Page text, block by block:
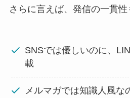
さらに言えば、発信の一貫性
SNSでは優しいのに、
載
メルマガでは知識人風な